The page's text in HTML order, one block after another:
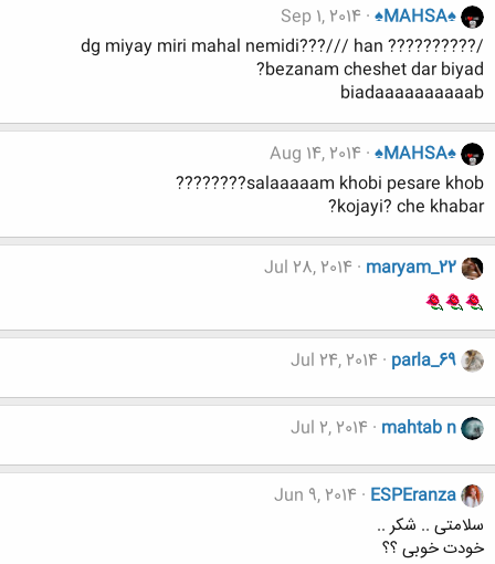
♠MAHSA♠
Sep 1, 2014
dg miyay miri mahal nemidi???/// han ??????????/
bezanam cheshet dar biyad?
biadaaaaaaaaaab
♠MAHSA♠
Aug 14, 2014
salaaaaam khobi pesare khob????????
kojayi? che khabar?
maryam_22
Jul 28, 2014
parla_69
Jul 24, 2014
mahtab n
Jul 2, 2014
ESPEranza
Jun 9, 2014
سلامتی .. شکر ..
خودت خوبی ؟؟